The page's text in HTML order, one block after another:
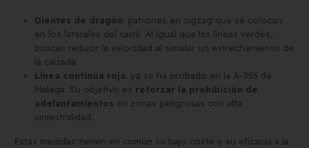
Dientes de dragón : patrones en zigzag que se colocan
en los laterales del carril. Al igual que las líneas verdes,
buscan reducir la velocidad al simular un estrechamiento de
la calzada.
Línea continua roja : ya se ha probado en la A-355 de
Málaga. Su objetivo es reforzar la prohibición de
adelantamientos en zonas peligrosas con alta
siniestralidad.
Estas medidas tienen en común su bajo coste y su eficacia a la